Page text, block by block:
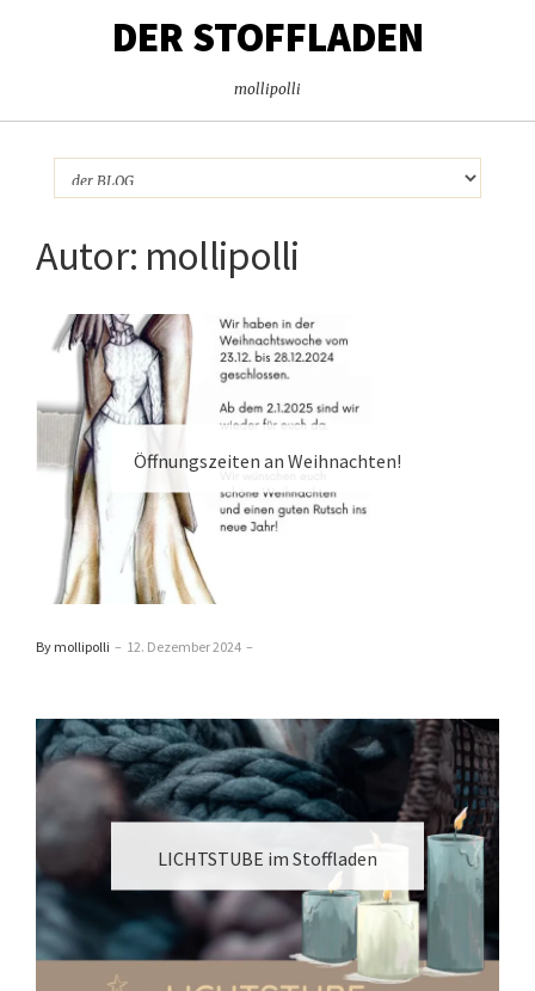
DER STOFFLADEN
mollipolli
Autor: mollipolli
Öffnungszeiten an Weihnachten!
By mollipolli – 12. Dezember 2024 –
LICHTSTUBE im Stoffladen